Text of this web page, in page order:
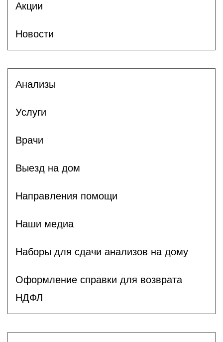
Акции
Новости
Анализы
Услуги
Врачи
Выезд на дом
Направления помощи
Наши медиа
Наборы для сдачи анализов на дому
Оформление справки для возврата
НДФЛ